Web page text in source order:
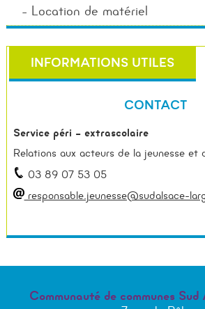
Location de matériel
INFORMATIONS UTILES
CONTACT
Service péri – extrascolaire
Relations aux acteurs de la jeunesse et
03 89 07 53 05
responsable.jeunesse@sudalsace-
Communauté de communes